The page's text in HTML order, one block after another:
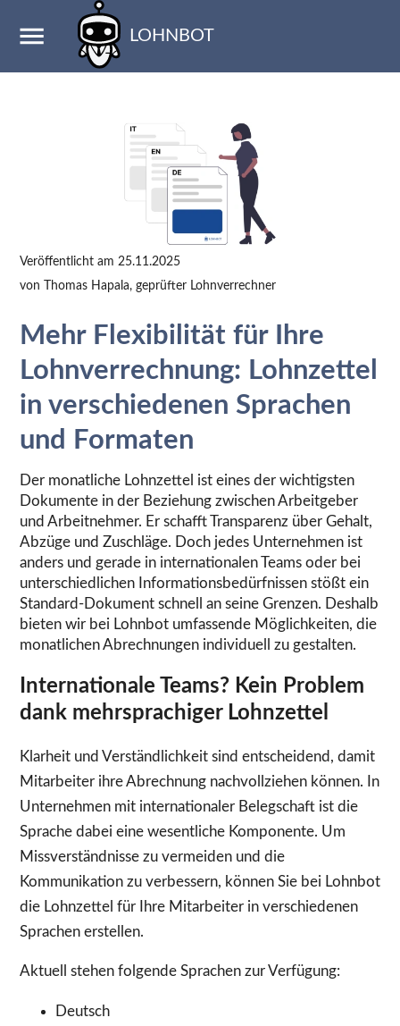
LOHNBOT
Veröffentlicht am 25.11.2025
von
Thomas Hapala, geprüfter Lohnverrechner
Mehr Flexibilität für Ihre
Lohnverrechnung: Lohnzettel
in verschiedenen Sprachen
und Formaten
Der monatliche Lohnzettel ist eines der wichtigsten
Dokumente in der Beziehung zwischen Arbeitgeber
und Arbeitnehmer. Er schafft Transparenz über Gehalt,
Abzüge und Zuschläge. Doch jedes Unternehmen ist
anders und gerade in internationalen Teams oder bei
unterschiedlichen Informationsbedürfnissen stößt ein
Standard-Dokument schnell an seine Grenzen. Deshalb
bieten wir bei Lohnbot umfassende Möglichkeiten, die
monatlichen Abrechnungen individuell zu gestalten.
Internationale Teams? Kein Problem
dank mehrsprachiger Lohnzettel
Klarheit und Verständlichkeit sind entscheidend, damit
Mitarbeiter ihre Abrechnung nachvollziehen können. In
Unternehmen mit internationaler Belegschaft ist die
Sprache dabei eine wesentliche Komponente. Um
Missverständnisse zu vermeiden und die
Kommunikation zu verbessern, können Sie bei Lohnbot
die Lohnzettel für Ihre Mitarbeiter in verschiedenen
Sprachen erstellen.
Aktuell stehen folgende Sprachen zur Verfügung:
Deutsch